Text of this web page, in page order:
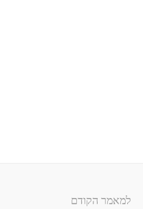
למאמר הקודם